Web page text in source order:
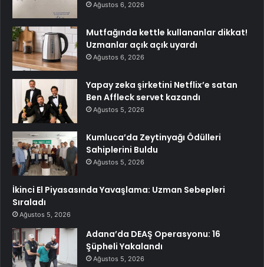
Ağustos 6, 2026
Mutfağında kettle kullananlar dikkat!
Uzmanlar açık açık uyardı
Ağustos 6, 2026
Yapay zeka şirketini Netflix’e satan
Ben Affleck servet kazandı
Ağustos 5, 2026
Kumluca’da Zeytinyağı Ödülleri
Sahiplerini Buldu
Ağustos 5, 2026
İkinci El Piyasasında Yavaşlama: Uzman Sebepleri
Sıraladı
Ağustos 5, 2026
Adana’da DEAŞ Operasyonu: 16
Şüpheli Yakalandı
Ağustos 5, 2026